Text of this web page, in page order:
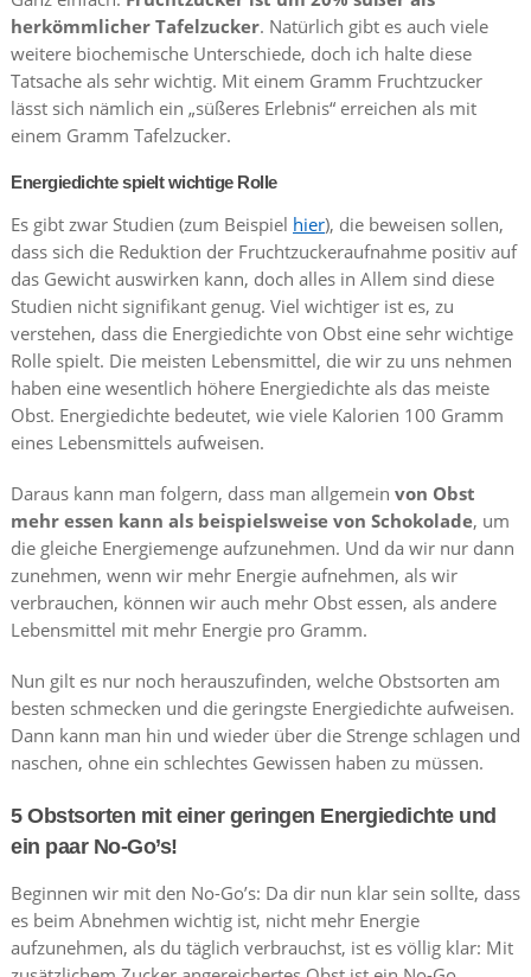
herkömmlicher Tafelzucker. Natürlich gibt es auch viele
weitere biochemische Unterschiede, doch ich halte diese
Tatsache als sehr wichtig. Mit einem Gramm Fruchtzucker
lässt sich nämlich ein „süßeres Erlebnis“ erreichen als mit
einem Gramm Tafelzucker.
Energiedichte spielt wichtige Rolle
Es gibt zwar Studien (zum Beispiel hier), die beweisen sollen,
dass sich die Reduktion der Fruchtzuckeraufnahme positiv auf
das Gewicht auswirken kann, doch alles in Allem sind diese
Studien nicht signifikant genug. Viel wichtiger ist es, zu
verstehen, dass die Energiedichte von Obst eine sehr wichtige
Rolle spielt. Die meisten Lebensmittel, die wir zu uns nehmen
haben eine wesentlich höhere Energiedichte als das meiste
Obst. Energiedichte bedeutet, wie viele Kalorien 100 Gramm
eines Lebensmittels aufweisen.
Daraus kann man folgern, dass man allgemein von Obst
mehr essen kann als beispielsweise von Schokolade, um
die gleiche Energiemenge aufzunehmen. Und da wir nur dann
zunehmen, wenn wir mehr Energie aufnehmen, als wir
verbrauchen, können wir auch mehr Obst essen, als andere
Lebensmittel mit mehr Energie pro Gramm.
Nun gilt es nur noch herauszufinden, welche Obstsorten am
besten schmecken und die geringste Energiedichte aufweisen.
Dann kann man hin und wieder über die Strenge schlagen und
naschen, ohne ein schlechtes Gewissen haben zu müssen.
5 Obstsorten mit einer geringen Energiedichte und
ein paar No-Go’s!
Beginnen wir mit den No-Go’s: Da dir nun klar sein sollte, dass
es beim Abnehmen wichtig ist, nicht mehr Energie
aufzunehmen, als du täglich verbrauchst, ist es völlig klar: Mit